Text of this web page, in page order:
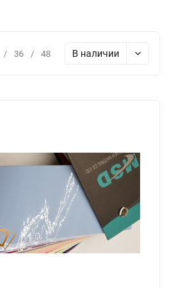
/ 36 / 48 В наличии